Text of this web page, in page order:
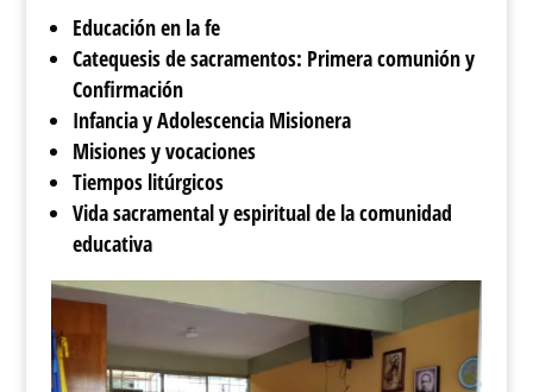
Educación en la fe
Catequesis de sacramentos: Primera comunión y
Confirmación
Infancia y Adolescencia Misionera
Misiones y vocaciones
Tiempos litúrgicos
Vida sacramental y espiritual de la comunidad
educativa